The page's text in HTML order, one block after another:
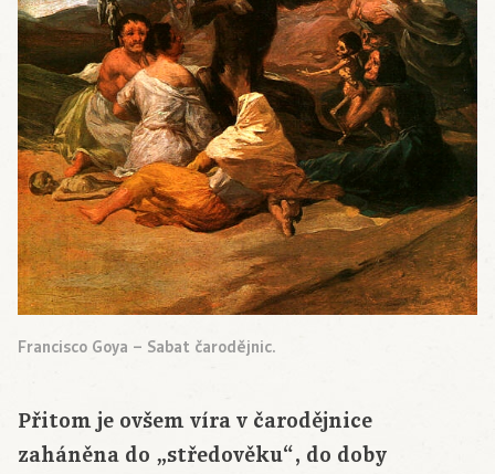
Francisco Goya – Sabat čarodějnic.
Přitom je ovšem víra v čarodějnice
zaháněna do „středověku“, do doby